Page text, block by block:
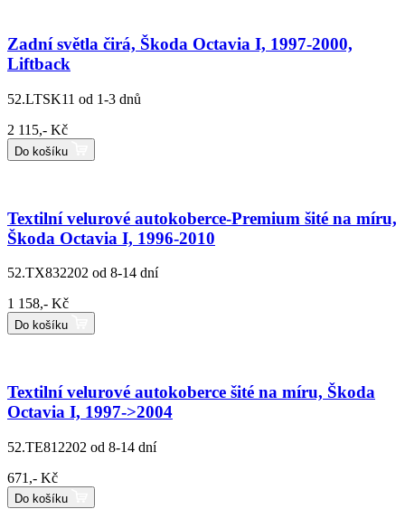
Zadní světla čirá, Škoda Octavia I, 1997-2000,
Liftback
52.LTSK11 od 1-3 dnů
2 115,- Kč
Do košíku
Textilní velurové autokoberce-Premium šité na míru,
Škoda Octavia I, 1996-2010
52.TX832202 od 8-14 dní
1 158,- Kč
Do košíku
Textilní velurové autokoberce šité na míru, Škoda
Octavia I, 1997->2004
52.TE812202 od 8-14 dní
671,- Kč
Do košíku